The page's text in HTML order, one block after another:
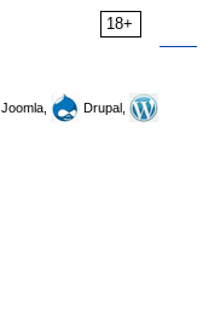
18+
Joomla,
Drupal,